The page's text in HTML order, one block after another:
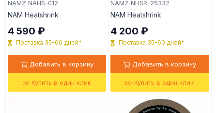
NAMZ NAHS-012
NAM Heatshrink
4 590 ₽
Поставка 35-60 дней*
Добавить в корзину
Купить в один клик
NAMZ NHSR-25332
NAM Heatshrink
4 200 ₽
Поставка 35-60 дней*
Добавить в корзину
Купить в один клик